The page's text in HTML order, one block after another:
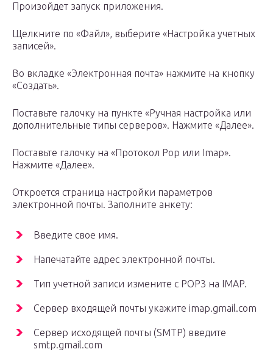
Произойдет запуск приложения.
Щелкните по «Файл», выберите «Настройка учетных
записей».
Во вкладке «Электронная почта» нажмите на кнопку
«Создать».
Поставьте галочку на пункте «Ручная настройка или
дополнительные типы серверов». Нажмите «Далее».
Поставьте галочку на «Протокол Pop или Imap».
Нажмите «Далее».
Откроется страница настройки параметров
электронной почты. Заполните анкету:
Введите свое имя.
Напечатайте адрес электронной почты.
Тип учетной записи измените с POP3 на IMAP.
Сервер входящей почты укажите imap.gmail.com
Сервер исходящей почты (SMTP) введите
smtp.gmail.com